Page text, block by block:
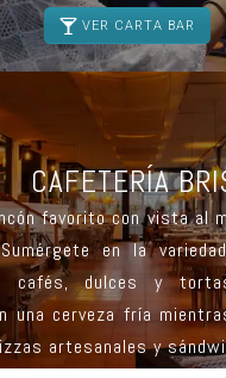
VER CARTA BAR
CAFETERÍA
favorito con vista al
en la
cafés, dulces y
una cerveza fría
artesanales y